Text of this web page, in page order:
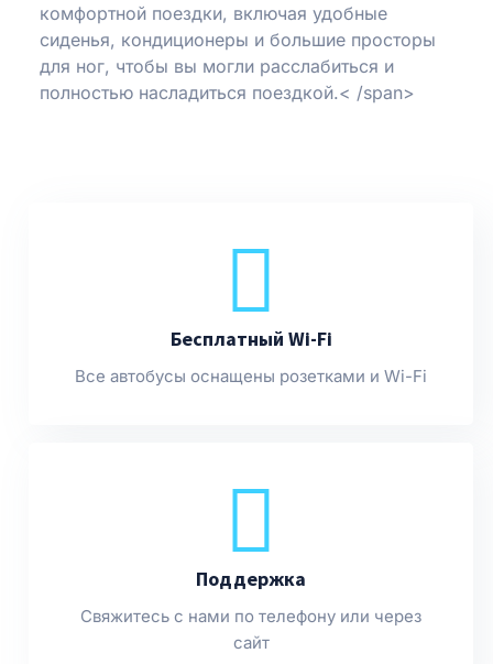
комфортной поездки, включая удобные
сиденья, кондиционеры и большие просторы
для ног, чтобы вы могли расслабиться и
полностью насладиться поездкой.< /span>
Бесплатный Wi-Fi
Все автобусы оснащены розетками и Wi-Fi
Поддержка
Свяжитесь с нами по телефону или через
сайт